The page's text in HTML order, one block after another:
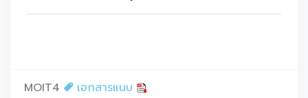
MOIT4
เอกสารแนบ